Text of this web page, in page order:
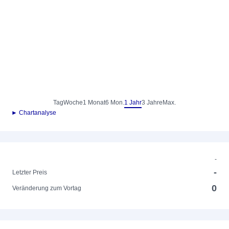
TagWoche1 Monat6 Mon.1 Jahr3 Jahre Max.
► Chartanalyse
-
Letzter Preis
-
Veränderung zum Vortag 0